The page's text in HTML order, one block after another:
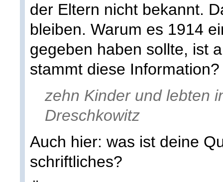
der Eltern nicht bekannt.
bleiben. Warum es 1914
gegeben haben sollte, ist
stammt diese Information?
zehn Kinder und lebten
Dreschkowitz
Auch hier: was ist deine
schriftliches?